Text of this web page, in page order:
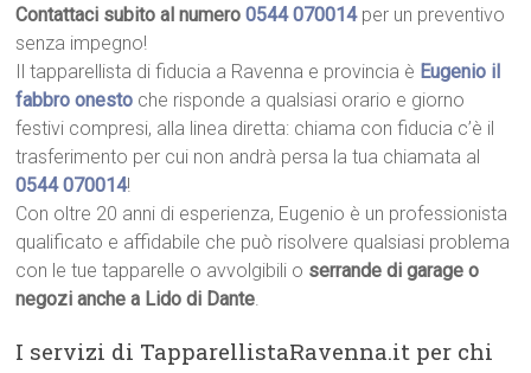
Contattaci subito al numero0544 070014per un preventivo
senza impegno!
Il tapparellista di fiducia a Ravenna e provincia è Eugenio il
fabbro onesto che risponde a qualsiasi orario e giorno
festivi compresi, alla linea diretta: chiama con fiducia c’è il
trasferimento per cui non andrà persa la tua chiamata al
0544 070014!
Con oltre 20 anni di esperienza, Eugenio è un professionista
qualificato e affidabile che può risolvere qualsiasi problema
con le tue tapparelle o avvolgibili o serrande di garage o
negozi anche a Lido di Dante.
I servizi di TapparellistaRavenna.it per chi